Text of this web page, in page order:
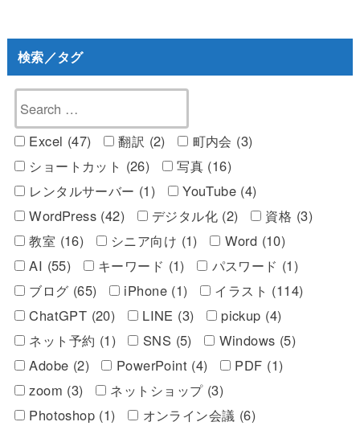
検索／タグ
Excel (47) 翻訳 (2)
町内会 (3)
ショートカット (26)
写真 (16)
レンタルサーバー (1)
YouTube (4)
WordPress (42)
デジタル化 (2)
資格 (3)
教室 (16)
シニア向け (1)
Word (10)
AI (55)
キーワード (1)
パスワード (1)
ブログ (65)
iPhone (1)
イラスト (114)
ChatGPT (20)
LINE (3)
pickup (4)
ネット予約 (1)
SNS (5)
Windows (5)
Adobe (2)
PowerPoint (4)
PDF (1)
zoom (3)
ネットショップ (3)
Photoshop (1)
オンライン会議 (6)